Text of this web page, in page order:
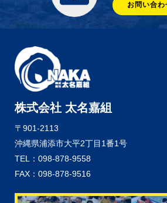
お問い合わ
株式会社 太名嘉組
〒901-2113
沖縄県浦添市大平2丁目1番1号
TEL：098-878-9558
FAX：098-878-9516